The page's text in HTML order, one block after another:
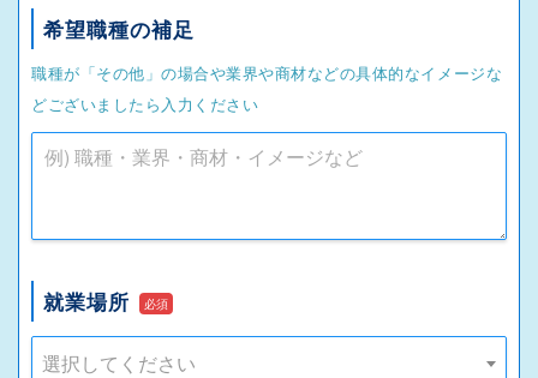
希望職種の補足
職種が「その他」の場合や業界や商材などの具体的なイメージな
どございましたら入力ください
就業場所 必須
選択してください